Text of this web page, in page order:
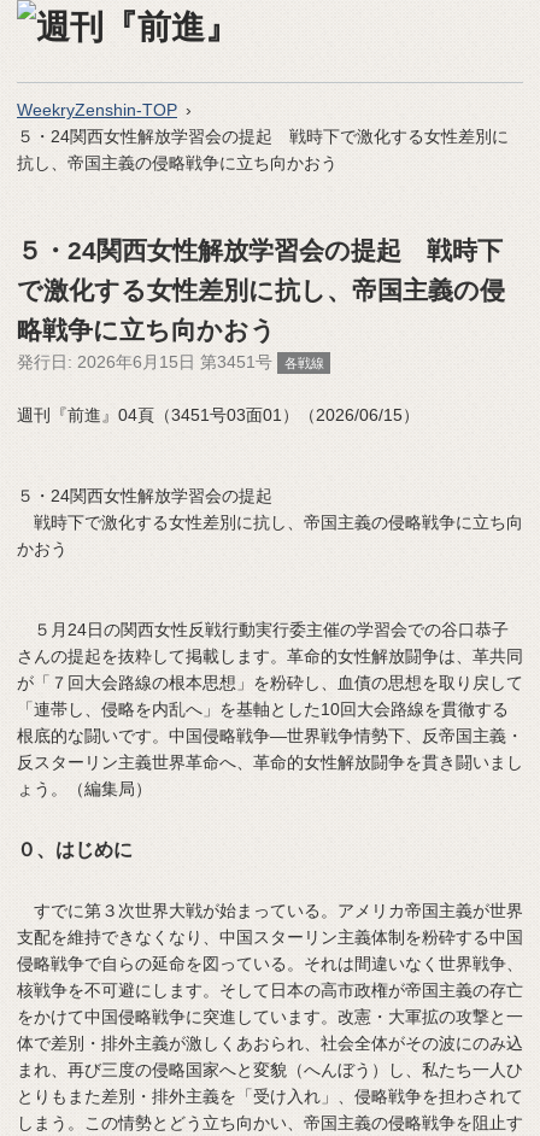
WeekryZenshin-TOP
５・24関西女性解放学習会の提起 戦時下で激化する女性差別に
抗し、帝国主義の侵略戦争に立ち向かおう
５・24関西女性解放学習会の提起 戦時下
で激化する女性差別に抗し、帝国主義の侵
略戦争に立ち向かおう
発行日: 2026年6月15日 第3451号 各戦線
週刊『前進』04頁（3451号03面01）（2026/06/15）
５・24関西女性解放学習会の提起
戦時下で激化する女性差別に抗し、帝国主義の侵略戦争に立ち向
かおう
５月24日の関西女性反戦行動実行委主催の学習会での谷口恭子
さんの提起を抜粋して掲載します。革命的女性解放闘争は、革共同
が「７回大会路線の根本思想」を粉砕し、血債の思想を取り戻して
「連帯し、侵略を内乱へ」を基軸とした10回大会路線を貫徹する
根底的な闘いです。中国侵略戦争―世界戦争情勢下、反帝国主義・
反スターリン主義世界革命へ、革命的女性解放闘争を貫き闘いまし
ょう。（編集局）
０、はじめに
すでに第３次世界大戦が始まっている。アメリカ帝国主義が世界
支配を維持できなくなり、中国スターリン主義体制を粉砕する中国
侵略戦争で自らの延命を図っている。それは間違いなく世界戦争、
核戦争を不可避にします。そして日本の高市政権が帝国主義の存亡
をかけて中国侵略戦争に突進しています。改憲・大軍拡の攻撃と一
体で差別・排外主義が激しくあおられ、社会全体がその波にのみ込
まれ、再び三度の侵略国家へと変貌（へんぼう）し、私たち一人ひ
とりもまた差別・排外主義を「受け入れ」、侵略戦争を担わされて
しまう。この情勢とどう立ち向かい、帝国主義の侵略戦争を阻止す